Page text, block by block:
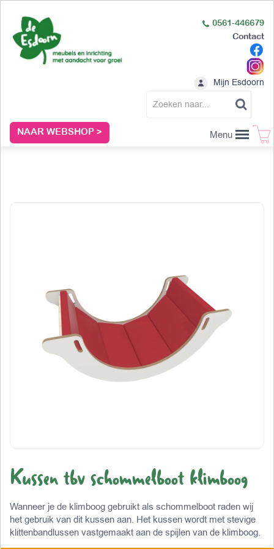
NAAR WEBSHOP >
0561-446679
Contact
Mijn Esdoorn
Menu
Kussen tbv schommelboot klimboog
Wanneer je de klimboog gebruikt als schommelboot raden wij
het gebruik van dit kussen aan. Het kussen wordt met stevige
klittenbandlussen vastgemaakt aan de spijlen van de klimboog.